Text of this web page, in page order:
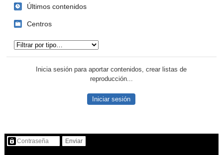
Últimos contenidos
Centros
Inicia sesión para aportar contenidos, crear listas de
reproducción...
Iniciar sesión
Contenido protegido…